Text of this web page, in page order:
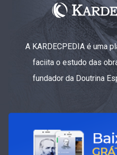
A KARDECPEDIA é uma
faciita o estudo das
fundador da Doutrina